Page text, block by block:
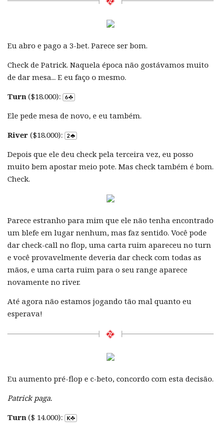
Eu abro e pago a 3-bet. Parece ser bom.
Check de Patrick. Naquela época não gostávamos muito
de dar mesa... E eu faço o mesmo.
Turn ($18.000):
Ele pede mesa de novo, e eu também.
River ($18.000):
Depois que ele deu check pela terceira vez, eu posso
muito bem apostar meio pote. Mas check também é bom.
Check.
Parece estranho para mim que ele não tenha encontrado
um blefe em lugar nenhum, mas faz sentido. Você pode
dar check-call no flop, uma carta ruim apareceu no turn
e você provavelmente deveria dar check com todas as
mãos, e uma carta ruim para o seu range aparece
novamente no river.
Até agora não estamos jogando tão mal quanto eu
esperava!
Eu aumento pré-flop e c-beto, concordo com esta decisão.
Patrick paga.
Turn ($ 14.000):